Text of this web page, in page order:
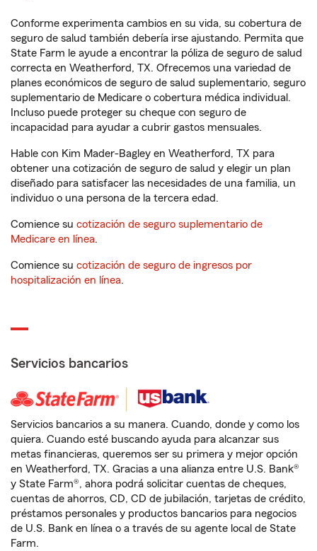
Conforme experimenta cambios en su vida, su cobertura de
seguro de salud también debería irse ajustando. Permita que
State Farm le ayude a encontrar la póliza de seguro de salud
correcta en Weatherford, TX. Ofrecemos una variedad de
planes económicos de seguro de salud suplementario, seguro
suplementario de Medicare o cobertura médica individual.
Incluso puede proteger su cheque con seguro de
incapacidad para ayudar a cubrir gastos mensuales.
Hable con Kim Mader-Bagley en Weatherford, TX para
obtener una cotización de seguro de salud y elegir un plan
diseñado para satisfacer las necesidades de una familia, un
individuo o una persona de la tercera edad.
Comience su cotización de seguro suplementario de
Medicare en línea.
Comience su cotización de seguro de ingresos por
hospitalización en línea.
Servicios bancarios
Servicios bancarios a su manera. Cuando, donde y como los
quiera. Cuando esté buscando ayuda para alcanzar sus
metas financieras, queremos ser su primera y mejor opción
en Weatherford, TX. Gracias a una alianza entre U.S. Bank®
y State Farm®, ahora podrá solicitar cuentas de cheques,
cuentas de ahorros, CD, CD de jubilación, tarjetas de crédito,
préstamos personales y productos bancarios para negocios
de U.S. Bank en línea o a través de su agente local de State
Farm.